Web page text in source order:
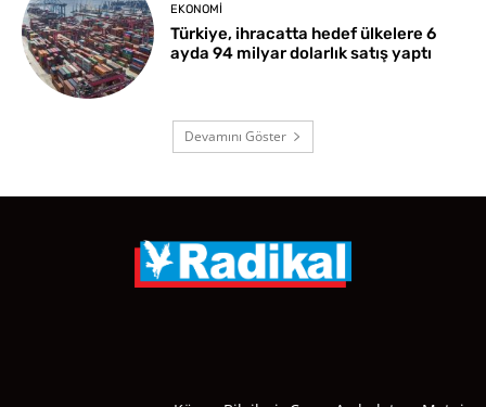
EKONOMI
Türkiye, ihracatta hedef ülkelere 6
ayda 94 milyar dolarlık satış yaptı
Devamını Göster